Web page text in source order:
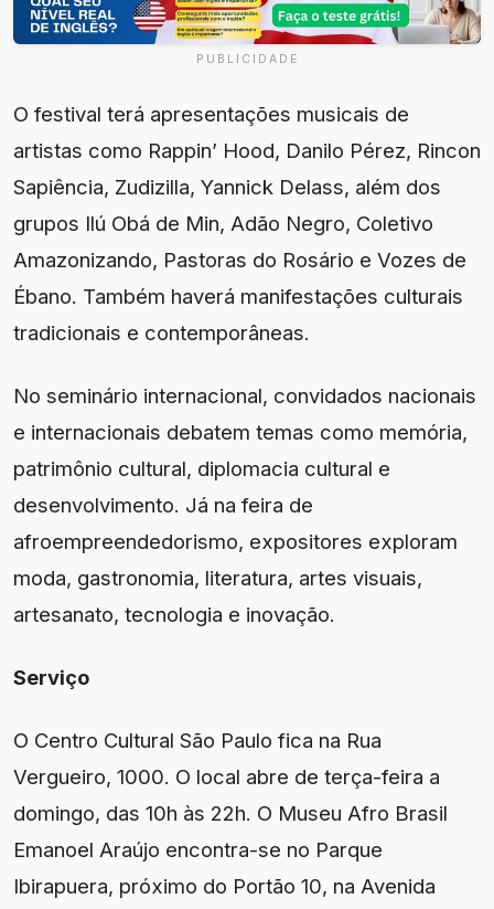
PUBLICIDADE
O festival terá apresentações musicais de
artistas como Rappin’ Hood, Danilo Pérez, Rincon
Sapiência, Zudizilla, Yannick Delass, além dos
grupos Ilú Obá de Min, Adão Negro, Coletivo
Amazonizando, Pastoras do Rosário e Vozes de
Ébano. Também haverá manifestações culturais
tradicionais e contemporâneas.
No seminário internacional, convidados nacionais
e internacionais debatem temas como memória,
patrimônio cultural, diplomacia cultural e
desenvolvimento. Já na feira de
afroempreendedorismo, expositores exploram
moda, gastronomia, literatura, artes visuais,
artesanato, tecnologia e inovação.
Serviço
O Centro Cultural São Paulo fica na Rua
Vergueiro, 1000. O local abre de terça-feira a
domingo, das 10h às 22h. O Museu Afro Brasil
Emanoel Araújo encontra-se no Parque
Ibirapuera, próximo do Portão 10, na Avenida